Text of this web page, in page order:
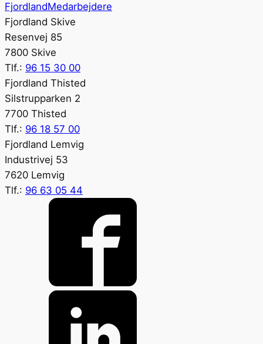
FjordlandMedarbejdere
Fjordland Skive
Resenvej 85
7800 Skive
Tlf.: 96 15 30 00
Fjordland Thisted
Silstrupparken 2
7700 Thisted
Tlf.: 96 18 57 00
Fjordland Lemvig
Industrivej 53
7620 Lemvig
Tlf.: 96 63 05 44